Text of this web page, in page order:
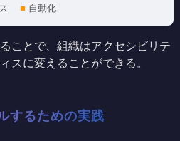
■ 自動化
ことで、組織はアクセシビリテ
スに変えることができる。
するための実践